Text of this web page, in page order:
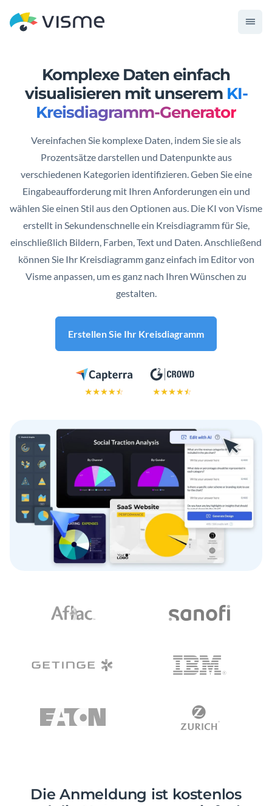
Komplexe Daten einfach
visualisieren mit unserem KI-
Kreisdiagramm-Generator
Vereinfachen Sie komplexe Daten, indem Sie sie als
Prozentsätze darstellen und Datenpunkte aus
verschiedenen Kategorien identifizieren. Geben Sie eine
Eingabeaufforderung mit Ihren Anforderungen ein und
wählen Sie einen Stil aus den Optionen aus. Die KI von Visme
erstellt in Sekundenschnelle ein Kreisdiagramm für Sie,
einschließlich Bildern, Farben, Text und Daten. Anschließend
können Sie Ihr Kreisdiagramm ganz einfach im Editor von
Visme anpassen, um es ganz nach Ihren Wünschen zu
gestalten.
Erstellen Sie Ihr Kreisdiagramm
Die Anmeldung ist kostenlos